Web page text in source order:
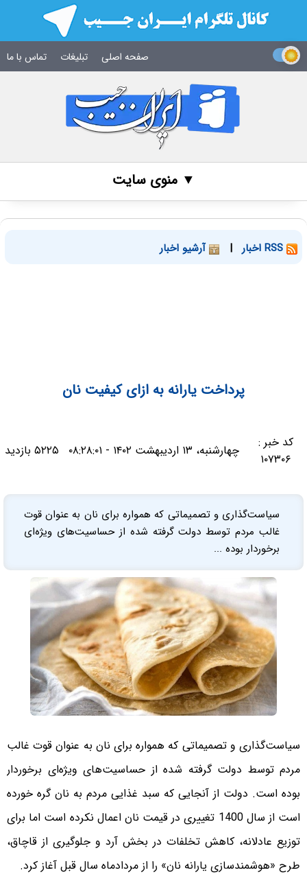
صفحه اصلی تبلیغات تماس با ما
▼ منوی سایت
| آرشیو اخبار
پرداخت یارانه به ازای کیفیت نان
کد خبر :
۱۰۷۳۰۶
چهارشنبه، ۱۳ اردیبهشت ۱۴۰۲ - ۰۸:۲۸:۰۱ ۵۲۲۵ بازدید
سیاست‌گذاری و تصمیماتی که همواره برای نان به عنوان قوت
غالب مردم توسط دولت گرفته شده از حساسیت‌های ویژه‌ای
برخوردار بوده ...
سیاست‌گذاری و تصمیماتی که همواره برای نان به عنوان قوت غالب
مردم توسط دولت گرفته شده از حساسیت‌های ویژه‌ای برخوردار
بوده است. دولت از آنجایی که سبد غذایی مردم به نان گره خورده
است از سال 1400 تغییری در قیمت نان اعمال نکرده است اما برای
توزیع عادلانه، کاهش تخلفات در بخش آرد و جلوگیری از قاچاق،
طرح «هوشمندسازی یارانه نان» را از مردادماه سال قبل آغاز کرد.